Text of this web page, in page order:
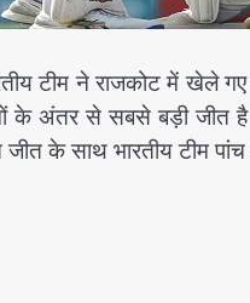
टीम ने राजकोट में खेले
के अंतर से सबसे बड़ी जीत
के साथ भारतीय टीम